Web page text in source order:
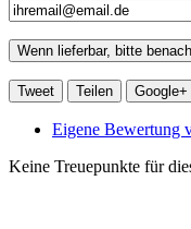
Wenn lieferbar, bitte
Tweet Teilen Google+
Eigene Bewertung
Keine Treuepunkte für